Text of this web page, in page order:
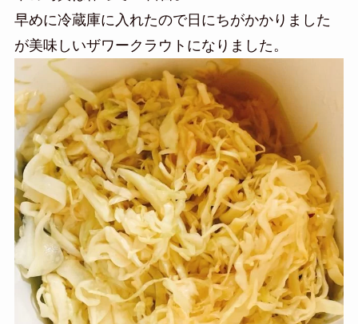
早めに冷蔵庫に入れたので日にちがかかりました
が美味しいザワークラウトになりました。